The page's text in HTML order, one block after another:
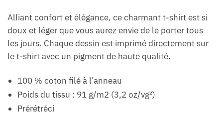
Alliant confort et élégance, ce charmant t-shirt est si
doux et léger que vous aurez envie de le porter tous
les jours. Chaque dessin est imprimé directement sur
le t-shirt avec un pigment de haute qualité.
100 % coton filé à l’anneau
Poids du tissu : 91 g/m2 (3,2 oz/vg²)
Prérétréci